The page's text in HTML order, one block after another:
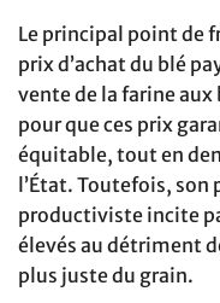
Le principal point de
prix d’achat du blé
vente de la farine aux
pour que ces prix
équitable, tout en
l’État. Toutefois,
productiviste incite
élevés au détriment
plus juste du grain.